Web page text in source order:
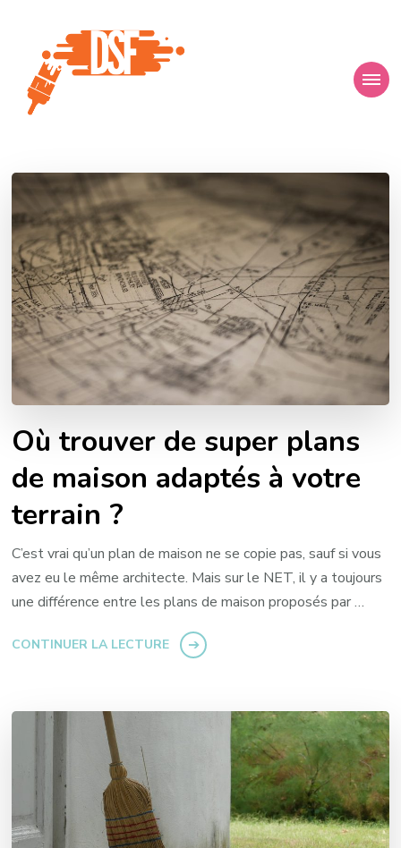
Où trouver de super plans
de maison adaptés à votre
terrain ?
C’est vrai qu’un plan de maison ne se copie pas, sauf si vous
avez eu le même architecte. Mais sur le NET, il y a toujours
une différence entre les plans de maison proposés par …
CONTINUER LA LECTURE